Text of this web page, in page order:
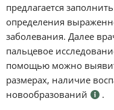
предлагается
определения
заболевания. Далее
пальцевое
помощью можно
размерах, наличие
новообразований
.